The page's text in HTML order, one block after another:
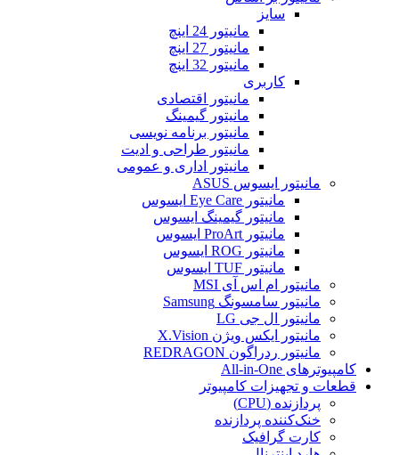
سایز
مانیتور 24 اینچ
مانیتور 27 اینچ
مانیتور 32 اینچ
کاربری
مانیتور اقتصادی
مانیتور گیمینگ
مانیتور برنامه نویسی
مانیتور طراحی و ادیت
مانیتور اداری و عمومی
مانیتور ایسوس ASUS
مانیتور Eye Care ایسوس
مانیتور گیمینگ ایسوس
مانیتور ProArt ایسوس
مانیتور ROG ایسوس
مانیتور TUF ایسوس
مانیتور ام اس آی MSI
مانیتور سامسونگ Samsung
مانیتور ال جی LG
مانیتور ایکس ویژن X.Vision
مانیتور ردراگون REDRAGON
کامپیوترهای All-in-One
قطعات و تجهیزات کامپیوتر
پردازنده (CPU)
خنک‌کننده پردازنده
کارت گرافیک